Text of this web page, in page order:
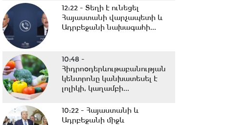
12:22 - Տեղի է ունեցել
Հայաստանի վարչապետի և
Ադրբեջանի նախագահի...
10:48 -
Հիդրոօդերևութաբանության
կենտրոնը կանխատեսել է
լոլիկի, կաղամբի...
10:22 - Հայաստանի և
Ադրբեջանի միջև